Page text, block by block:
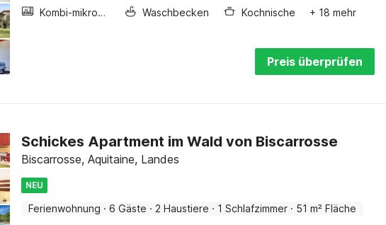
Kombi-mikrowelle
Waschbecken Kochnische + 18 mehr
Preis überprüfen
Schickes Apartment im Wald von Biscarrosse
Biscarrosse, Aquitaine, Landes
NEU
Ferienwohnung · 6 Gäste · 2 Haustiere · 1 Schlafzimmer · 51 m² Fläche